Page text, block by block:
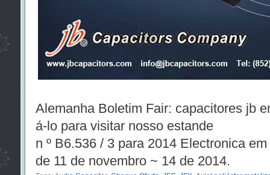
Alemanha Boletim Fair: capacitores jb
á-lo para visitar nosso estande
n º B6.536 / 3 para 2014 Electronica
de 11 de novembro ~ 14 de 2014.